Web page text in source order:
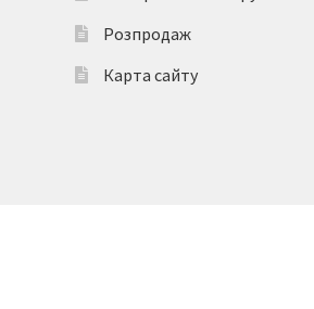
Розпродаж
Карта сайту